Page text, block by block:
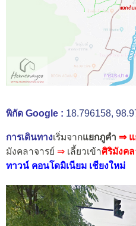
พิกัด Google : 18.796158,
การเดินทางเริ่มจากแยกภูคำ ⇒
มังคลาจารย์ ⇒ เลี้ยวเข้าศิริมังค
ทาวน์ คอนโดมิเนียม เชียงใหม่